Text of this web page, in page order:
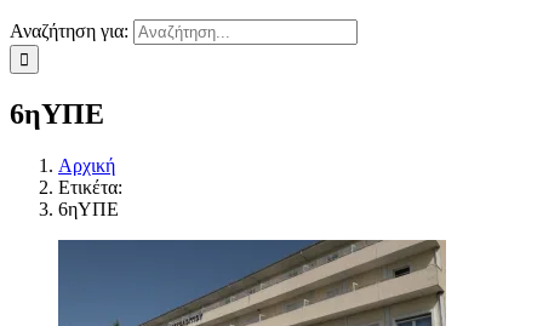
Αναζήτηση για:
6ηΥΠΕ
Αρχική
Ετικέτα:
6ηΥΠΕ